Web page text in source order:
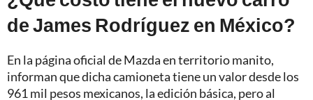
de James Rodríguez en México?
En la página oficial de Mazda en territorio manito,
informan que dicha camioneta tiene un valor desde los
961 mil pesos mexicanos, la edición básica, pero al